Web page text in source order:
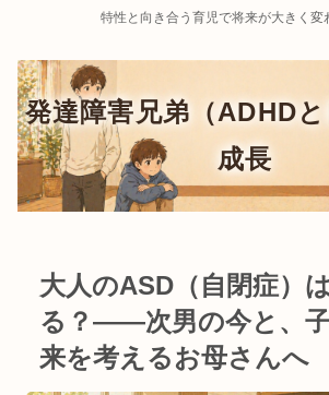
特性と向き合う育児で将来が大きく変
大人のASD（自閉症）
る？——次男の今と、
来を考えるお母さんへ